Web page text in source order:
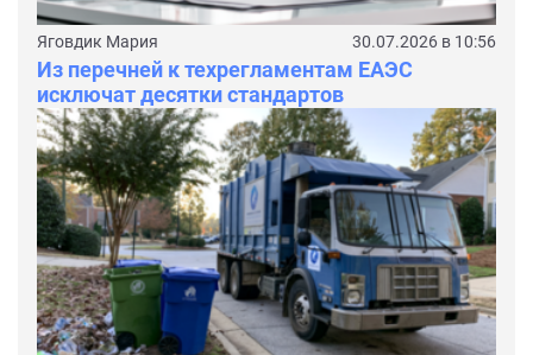
Яговдик Мария 30.07.2026 в 10:56
Из перечней к техрегламентам ЕАЭС
исключат десятки стандартов